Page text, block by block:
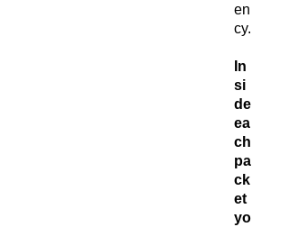
en
cy.
In
si
de
ea
ch
pa
ck
et
yo